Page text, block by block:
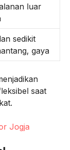
luar
sedikit
gaya
saat
Jogja